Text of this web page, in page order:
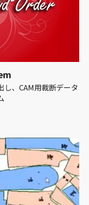
、CAM用裁断データ